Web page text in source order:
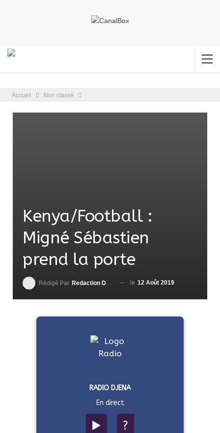
Accueil Non classé
Kenya/Football :
Migné Sébastien
prend la porte
Rédigé Par Redaction DjenaSport le 12 Août 2019
RADIO DJENA
En direct
▶️ ?